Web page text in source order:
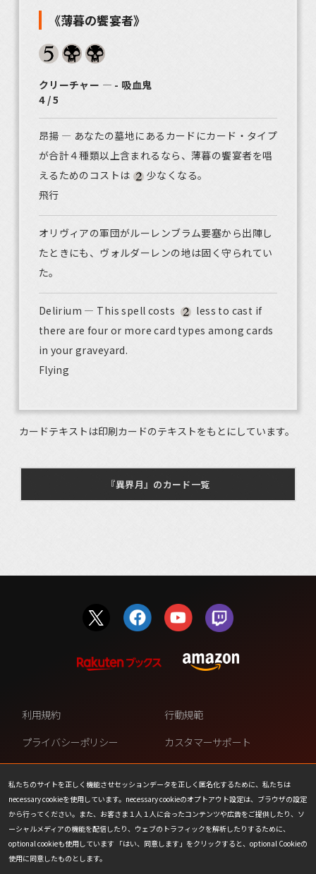
《薄暮の饗宴者》
クリーチャー ― - 吸血鬼
4 / 5
昂揚 ― あなたの墓地にあるカードにカード・タイプ
が合計４種類以上含まれるなら、薄暮の饗宴者を唱
えるためのコストは
少なくなる。
飛行
オリヴィアの軍団がルーレンブラム要塞から出陣し
たときにも、ヴォルダーレンの地は固く守られてい
た。
Delirium — This spell costs
less to cast if
there are four or more card types among cards
in your graveyard.
Flying
カードテキストは印刷カードのテキストをもとにしています。
『異界月』のカード一覧
私たちのサイトを正しく機能させセッションデータを正しく匿名化するために、私たちは
necessary cookieを使用しています。necessary cookieのオプトアウト設定は、ブラウザの設定
から行ってください。また、お客さま１人１人に合ったコンテンツや広告をご提供したり、ソ
ーシャルメディアの機能を配信したり、ウェブのトラフィックを解析したりするために、
optional cookieも使用しています 「はい、同意します」をクリックすると、optional Cookieの
使用に同意したものとします。
利用規約
行動規範
プライバシーポリシー
カスタマーサポート
ファンコンテンツ・ポリシー
個人情報の販売や共有を許可し
ない
COOKIE
プレスリリース
会社情報
お問い合わせ